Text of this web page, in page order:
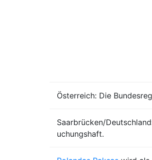
Österreich: Die
Saarbrücken/
uchungshaft.